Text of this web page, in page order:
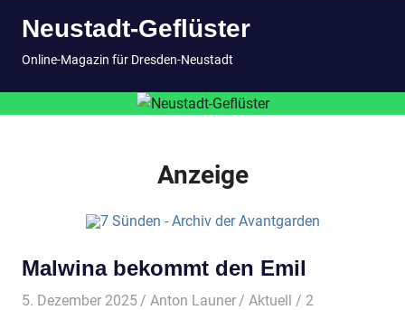
InhaltNeustadt-Geflüster
Online-Magazin für Dresden-Neustadt
Anzeige
Malwina bekommt den Emil
5. Dezember 2025 Anton Launer Aktuell / 2